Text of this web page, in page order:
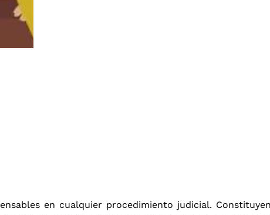
en cualquier procedimiento judicial.